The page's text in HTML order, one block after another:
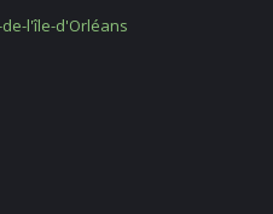
de-l'île-d'Orléans